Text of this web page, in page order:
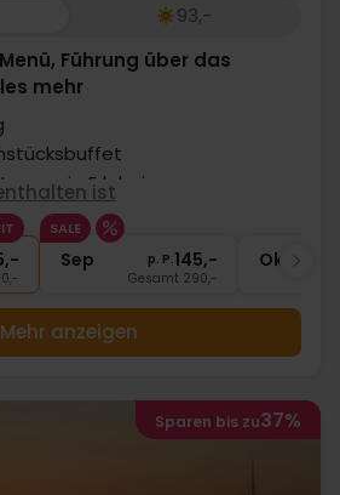
93,-
Führung über das
mehr
Erlebnis
und Parken
ist
SALE
Sep p. P.145,-
Gesamt 290,-
Okt
Mehr anzeigen
Sparen bis zu37%